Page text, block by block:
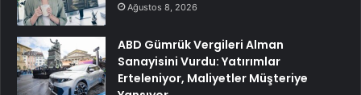
Ağustos 8, 2026
ABD Gümrük Vergileri Alman
Sanayisini Vurdu: Yatırımlar
Erteleniyor, Maliyetler Müşteriye